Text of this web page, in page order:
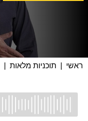
ראשי תוכניות מלאות